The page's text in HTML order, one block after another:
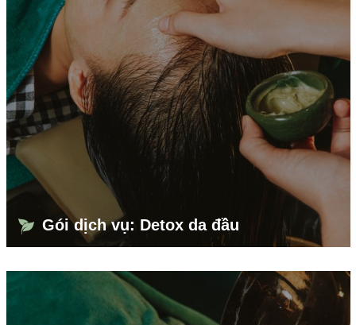
Gói dịch vụ: Detox da đầu